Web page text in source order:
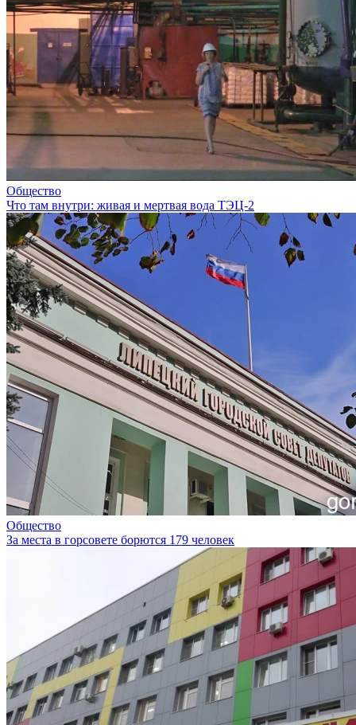
Общество
Что там внутри: живая и мертвая вода ТЭЦ-2
Общество
За места в горсовете борются 179 человек